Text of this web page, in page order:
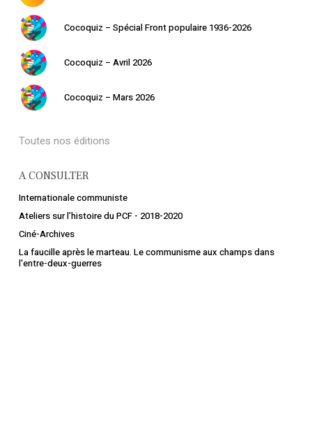
Cocoquiz – Spécial Front populaire 1936-2026
Cocoquiz – Avril 2026
Cocoquiz – Mars 2026
Toutes nos éditions
A CONSULTER
Internationale communiste
Ateliers sur l’histoire du PCF - 2018-2020
Ciné-Archives
La faucille après le marteau. Le communisme aux champs dans
l'entre-deux-guerres